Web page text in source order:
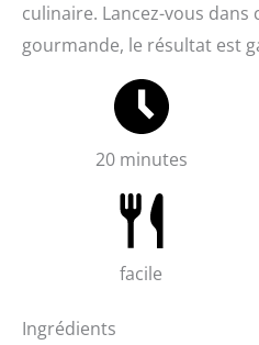
culinaire. Lancez-vous dans
gourmande, le résultat est
20 minutes
facile
Ingrédients